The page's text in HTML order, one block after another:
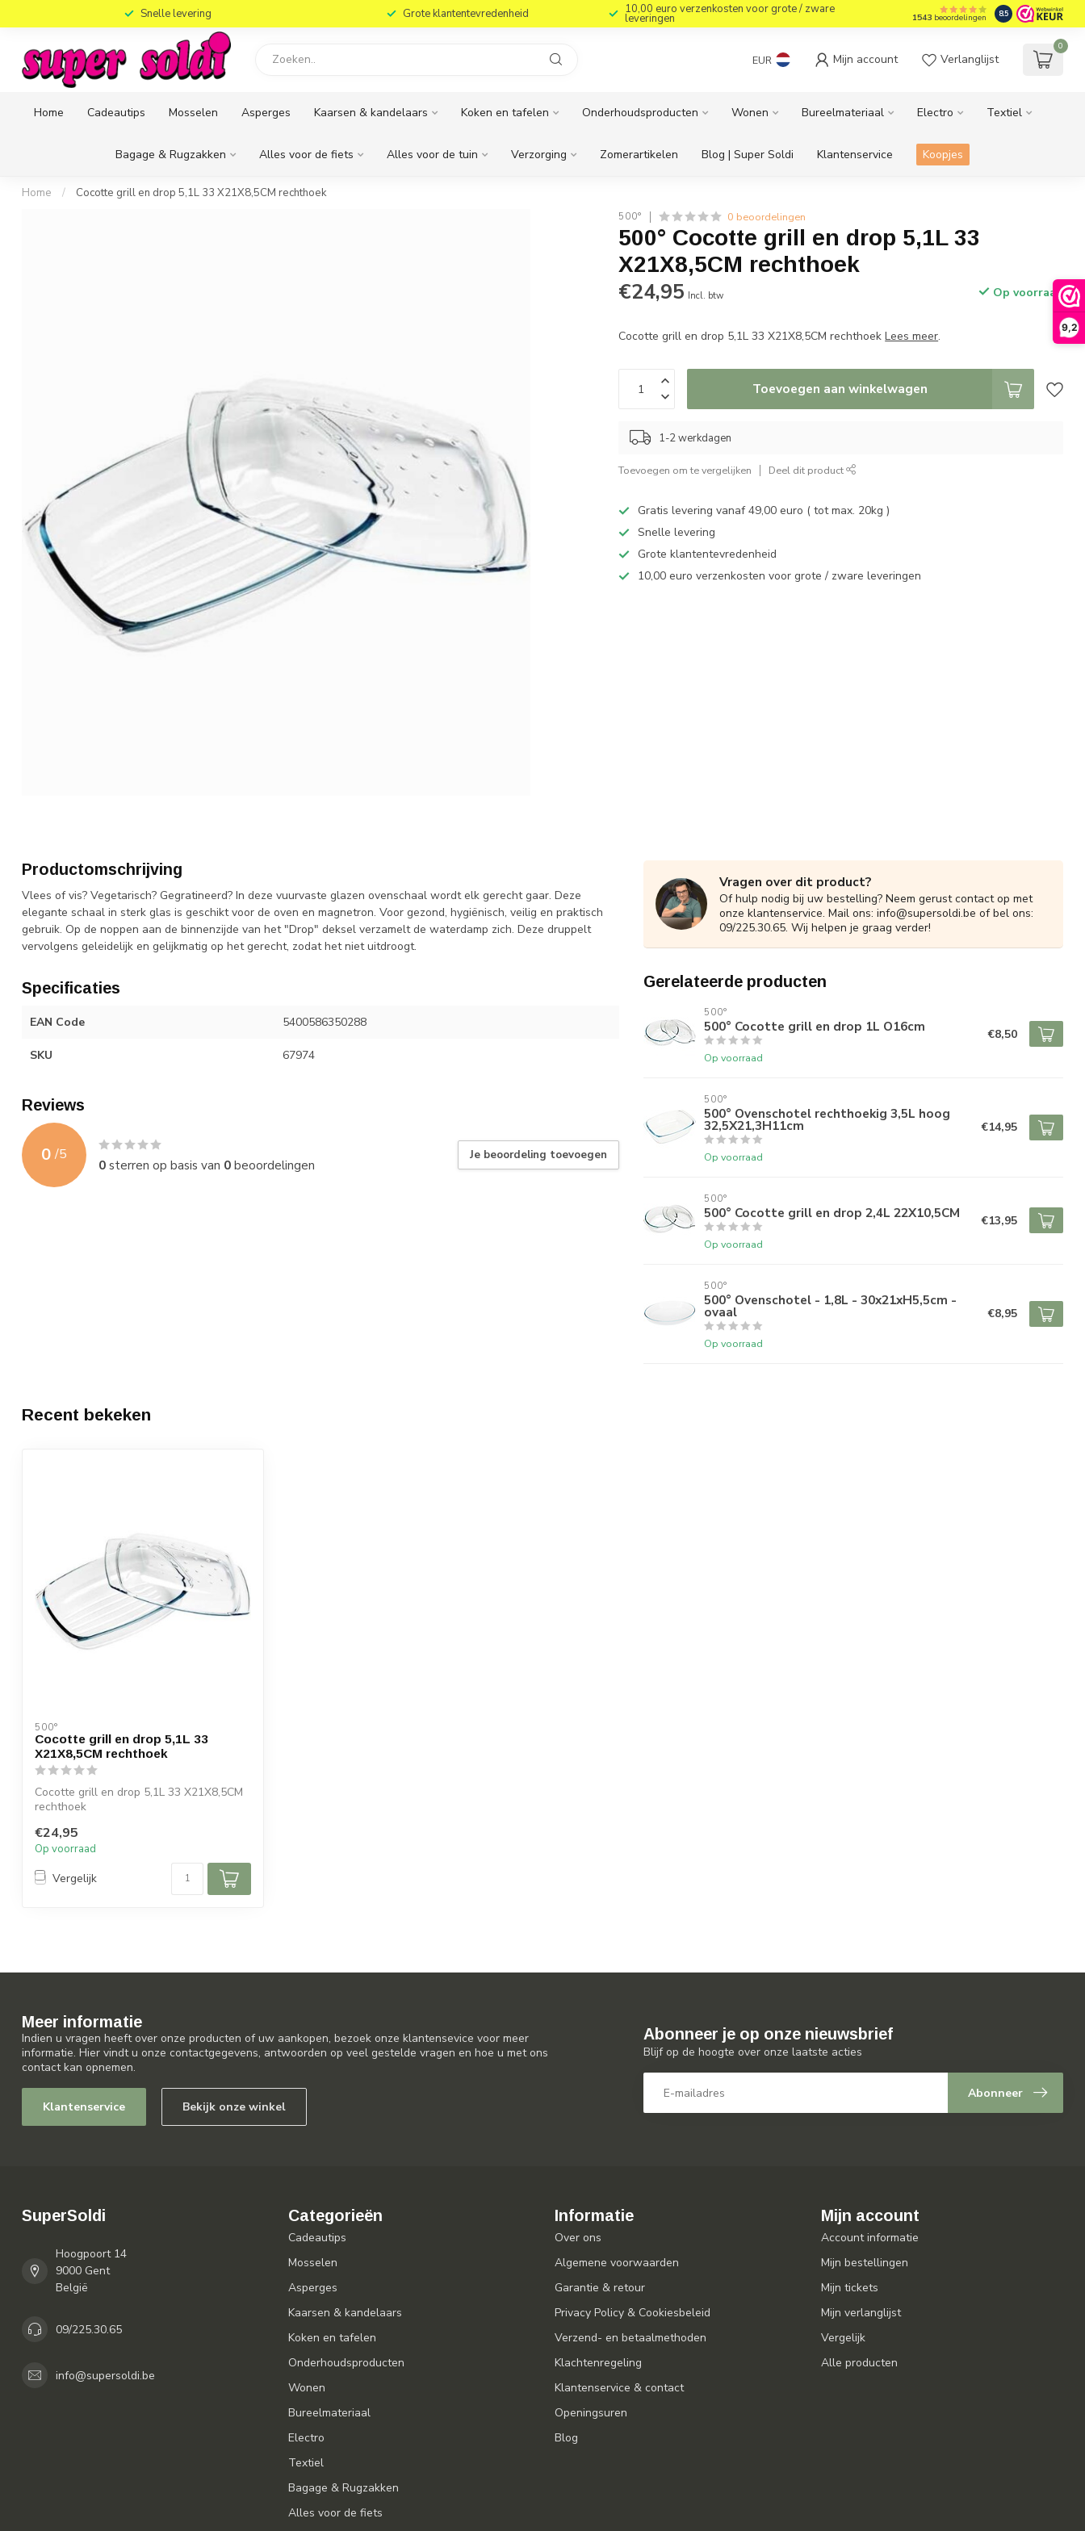
9,2
Snelle levering Grote klantentevredenheid 10,00 euro verzenkosten voor grote / zware
leveringen 1543beoordelingen 8.5
EUR Mijn account Verlanglijst
0
Home Cadeautips Mosselen Asperges Kaarsen & kandelaars Koken en tafelen Onderhoudsproducten Wonen Bureelmateriaal Electro Textiel
Bagage & Rugzakken Alles voor de fiets Alles voor de tuin Verzorging Zomerartikelen Blog | Super Soldi Klantenservice Koopjes
Home / Cocotte grill en drop 5,1L 33 X21X8,5CM rechthoek
500° 0 beoordelingen
500° Cocotte grill en drop 5,1L 33
X21X8,5CM rechthoek
€24,95 Incl. btw Op voorraad
Cocotte grill en drop 5,1L 33 X21X8,5CM rechthoekLees meer.
Toevoegen aan winkelwagen
1-2 werkdagen
Toevoegen om te vergelijken Deel dit product
Gratis levering vanaf 49,00 euro ( tot max. 20kg )
Snelle levering
Grote klantentevredenheid
10,00 euro verzenkosten voor grote / zware leveringen
Productomschrijving
Vlees of vis? Vegetarisch? Gegratineerd? In deze vuurvaste glazen ovenschaal wordt elk gerecht gaar. Deze
elegante schaal in sterk glas is geschikt voor de oven en magnetron. Voor gezond, hygiënisch, veilig en praktisch
gebruik. Op de noppen aan de binnenzijde van het "Drop" deksel verzamelt de waterdamp zich. Deze druppelt
vervolgens geleidelijk en gelijkmatig op het gerecht, zodat het niet uitdroogt.
Specificaties
EAN Code 5400586350288
SKU 67974
Reviews
0 /5
0sterren op basis van 0beoordelingen
Je beoordeling toevoegen
Vragen over dit product?
Of hulp nodig bij uw bestelling? Neem gerust contact op met
onze klantenservice. Mail ons: info@supersoldi.be of bel ons:
09/225.30.65. Wij helpen je graag verder!
Gerelateerde producten
500°
500° Cocotte grill en drop 1L O16cm
Op voorraad
€8,50
500°
500° Ovenschotel rechthoekig 3,5L hoog
32,5X21,3H11cm
Op voorraad
€14,95
500°
500° Cocotte grill en drop 2,4L 22X10,5CM
Op voorraad
€13,95
500°
500° Ovenschotel - 1,8L - 30x21xH5,5cm -
ovaal
Op voorraad
€8,95
Recent bekeken
500°
Cocotte grill en drop 5,1L 33
X21X8,5CM rechthoek
Cocotte grill en drop 5,1L 33 X21X8,5CM
rechthoek
€24,95
Op voorraad
Vergelijk
Meer informatie
Indien u vragen heeft over onze producten of uw aankopen, bezoek onze klantensevice voor meer
informatie. Hier vindt u onze contactgegevens, antwoorden op veel gestelde vragen en hoe u met ons
contact kan opnemen.
Klantenservice Bekijk onze winkel
Abonneer je op onze nieuwsbrief
Blijf op de hoogte over onze laatste acties
Abonneer
SuperSoldi
Hoogpoort 14
9000 Gent
België
09/225.30.65
info@supersoldi.be
Categorieën
Cadeautips
Mosselen
Asperges
Kaarsen & kandelaars
Koken en tafelen
Onderhoudsproducten
Wonen
Bureelmateriaal
Electro
Textiel
Bagage & Rugzakken
Alles voor de fiets
Informatie
Over ons
Algemene voorwaarden
Garantie & retour
Privacy Policy & Cookiesbeleid
Verzend- en betaalmethoden
Klachtenregeling
Klantenservice & contact
Openingsuren
Blog
Mijn account
Account informatie
Mijn bestellingen
Mijn tickets
Mijn verlanglijst
Vergelijk
Alle producten